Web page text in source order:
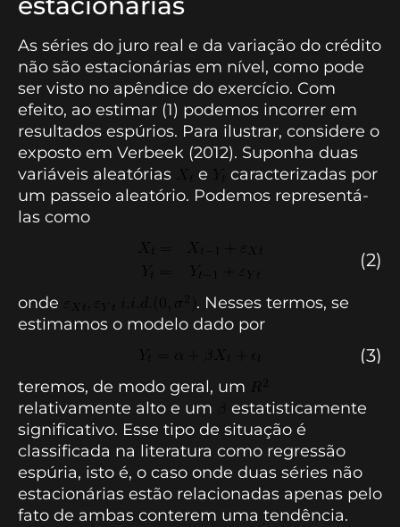
As séries do juro real e da variação do crédito
não são estacionárias em nível, como pode
ser visto no apêndice do exercício. Com
efeito, ao estimar (1) podemos incorrer em
resultados espúrios. Para ilustrar, considere o
exposto em Verbeek (2012). Suponha duas
variáveis aleatórias
e
caracterizadas por
um passeio aleatório. Podemos representá-
las como
(2)
onde
. Nesses termos, se
estimamos o modelo dado por
(3)
teremos, de modo geral, um
relativamente alto e um
estatisticamente
significativo. Esse tipo de situação é
classificada na literatura como regressão
espúria, isto é, o caso onde duas séries não
estacionárias estão relacionadas apenas pelo
fato de ambas conterem uma tendência.